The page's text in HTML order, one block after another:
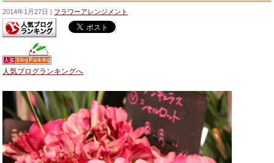
2014年1月27日 フラワーアレンジメント
人気ブログランキングへ